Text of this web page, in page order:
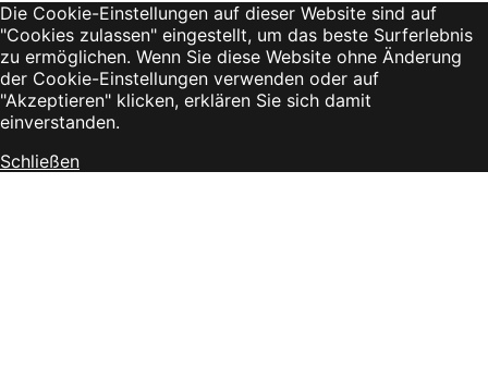
Die Cookie-Einstellungen auf dieser Website sind auf
"Cookies zulassen" eingestellt, um das beste Surferlebnis
zu ermöglichen. Wenn Sie diese Website ohne Änderung
der Cookie-Einstellungen verwenden oder auf
"Akzeptieren" klicken, erklären Sie sich damit
einverstanden.
Schließen